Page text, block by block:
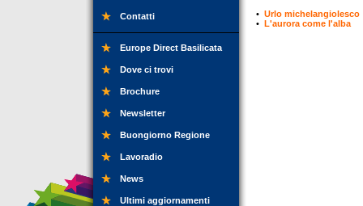
Contatti
Europe Direct Basilicata
Dove ci trovi
Brochure
Newsletter
Buongiorno Regione
Lavoradio
News
Ultimi aggiornamenti
• Urlo michelangiolesco
• L'aurora come l'alba